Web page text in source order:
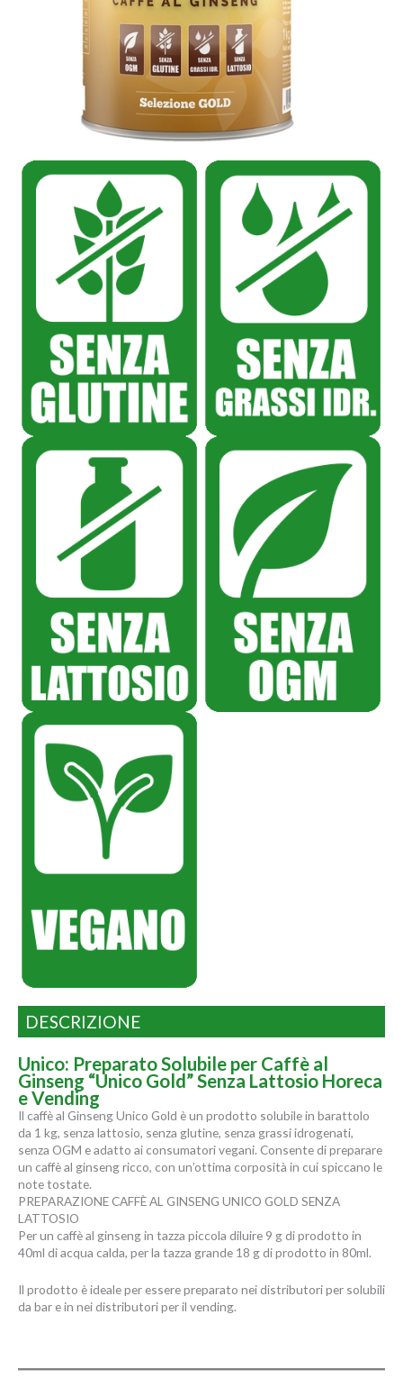
DESCRIZIONE
Unico: Preparato Solubile per Caffè al
Ginseng “Unico Gold” Senza Lattosio Horeca
e Vending
Il caffè al Ginseng Unico Gold è un prodotto solubile in barattolo
da 1 kg, senza lattosio, senza glutine, senza grassi idrogenati,
senza OGM e adatto ai consumatori vegani. Consente di preparare
un caffè al ginseng ricco, con un’ottima corposità in cui spiccano le
note tostate.
PREPARAZIONE CAFFÈ AL GINSENG UNICO GOLD SENZA
LATTOSIO
Per un caffè al ginseng in tazza piccola diluire 9 g di prodotto in
40ml di acqua calda, per la tazza grande 18 g di prodotto in 80ml.
Il prodotto è ideale per essere preparato nei distributori per solubili
da bar e in nei distributori per il vending.